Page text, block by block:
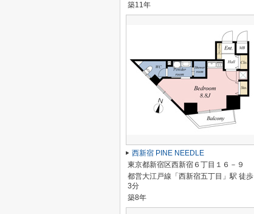
築11年
西新宿 PINE NEEDLE
東京都新宿区西新宿６丁目１６－９
都営大江戸線「西新宿五丁目」駅 徒歩
3分
築8年